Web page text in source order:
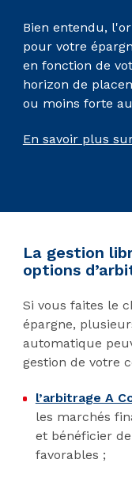
Bien entendu,
pour votre
en fonction de
horizon de
ou moins forte
En savoir plus
La gestion
options
Si vous faites le
épargne,
automatique
gestion de votre
l’arbitrage A
les marchés
et bénéficier
favorables ;